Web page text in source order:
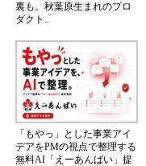
裏も。秋葉原生まれのプロ
ダクト..
「もやっ」とした事業アイ
デアをPMの視点で整理する
無料AI「えーあんばい」提